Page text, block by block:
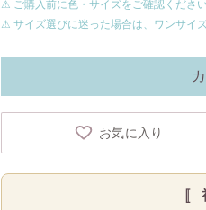
⚠ ご購入前に色・サイズをご確認くださ
⚠ サイズ選びに迷った場合は、ワンサイ
お気に入り
〚